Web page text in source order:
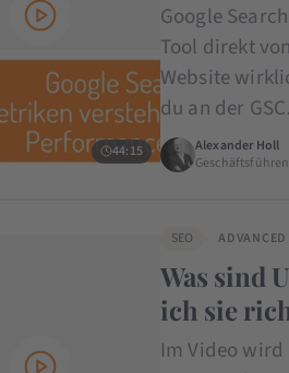
44:15
Google
Tool direkt
Website
du an der
Alexander Holl
SEO ADVANCED
Was sind
ich sie
Im Video